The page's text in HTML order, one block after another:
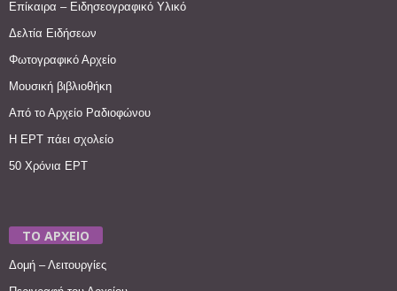
Επίκαιρα – Ειδησεογραφικό Υλικό
Δελτία Ειδήσεων
Φωτογραφικό Αρχείο
Μουσική βιβλιοθήκη
Από το Αρχείο Ραδιοφώνου
Η ΕΡΤ πάει σχολείο
50 Χρόνια ΕΡΤ
ΤΟ ΑΡΧΕΙΟ
Δομή – Λειτουργίες